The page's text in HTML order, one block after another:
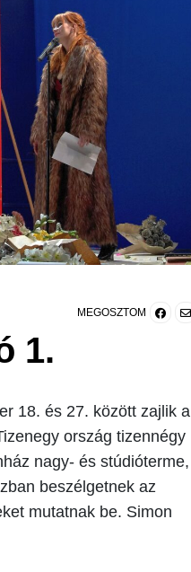
MEGOSZTOM
1.
18. és 27. között zajlik a
ország tizennégy
nagy- és stúdióterme,
beszélgetnek az
mutatnak be. Simon